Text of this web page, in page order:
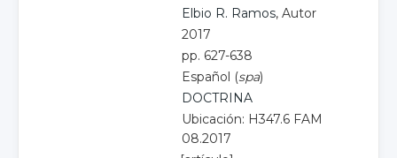
Elbio R. Ramos, Autor
2017
pp. 627-638
Español (spa)
DOCTRINA
Ubicación: H347.6 FAM
08.2017